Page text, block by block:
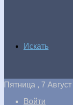
Искать
Пятница , 7
Войти